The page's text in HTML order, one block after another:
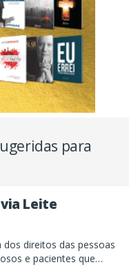
para
Leite
direitos das pessoas
e pacientes que